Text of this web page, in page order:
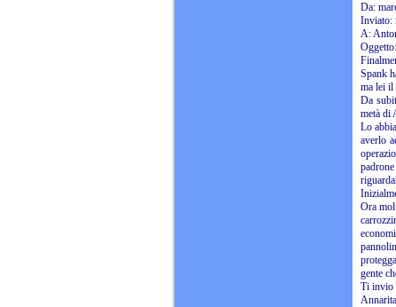
Da:
Inviato:
A:
Spank
ma lei il
Da
metà di
Lo
averlo
Ora
gente
Ti invio
Annarita